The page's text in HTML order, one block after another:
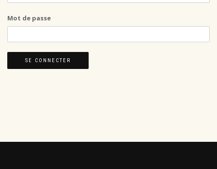
Mot de passe